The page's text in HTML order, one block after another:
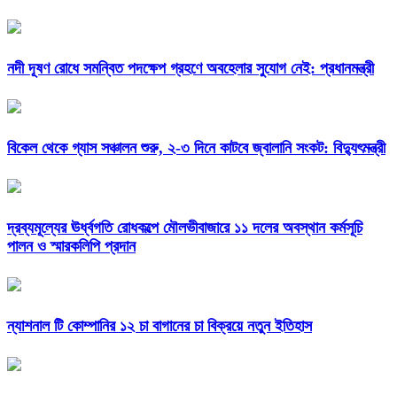
নদী দূষণ রোধে সমন্বিত পদক্ষেপ গ্রহণে অবহেলার সুযোগ নেই: প্রধানমন্ত্রী
বিকেল থেকে গ্যাস সঞ্চালন শুরু, ২-৩ দিনে কাটবে জ্বালানি সংকট: বিদ্যুৎমন্ত্রী
দ্রব্যমূল্যের ঊর্ধ্বগতি রোধকল্পে মৌলভীবাজারে ১১ দলের অবস্থান কর্মসূচি
পালন ও স্মারকলিপি প্রদান
ন্যাশনাল টি কোম্পানির ১২ চা বাগানের চা বিক্রয়ে নতুন ইতিহাস